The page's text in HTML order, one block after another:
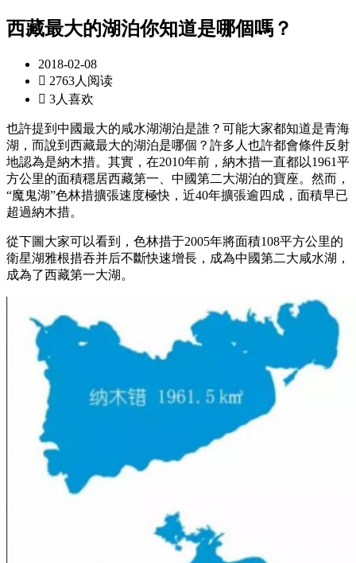
西藏最大的湖泊你知道是哪個嗎？
2018-02-08
 2763人阅读
 3人喜欢
也許提到中國最大的咸水湖湖泊是誰？可能大家都知道是青海
湖，而說到西藏最大的湖泊是哪個？許多人也許都會條件反射
地認為是納木措。其實，在2010年前，納木措一直都以1961平
方公里的面積穩居西藏第一、中國第二大湖泊的寶座。然而，
“魔鬼湖”色林措擴張速度極快，近40年擴張逾四成，面積早已
超過納木措。
從下圖大家可以看到，色林措于2005年將面積108平方公里的
衛星湖雅根措吞并后不斷快速增長，成為中國第二大咸水湖，
成為了西藏第一大湖。